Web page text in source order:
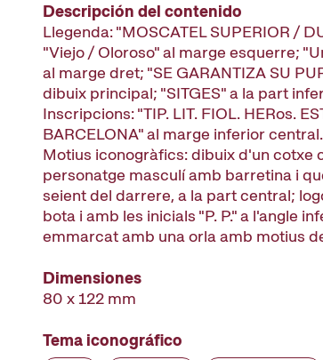
Descripción del contenido
Llegenda: "MOSCATEL SUPERIOR /
"Viejo / Oloroso" al marge esquerre;
al marge dret; "SE GARANTIZA SU
dibuix principal; "SITGES" a la part
Inscripcions: "TIP. LIT. FIOL. HERos.
BARCELONA" al marge inferior central.
Motius iconogràfics: dibuix d'un cotxe
personatge masculí amb barretina i
seient del darrere, a la part central;
bota i amb les inicials "P. P." a l'angle
emmarcat amb una orla amb motius
Dimensiones
80 x 122 mm
Tema iconográfico